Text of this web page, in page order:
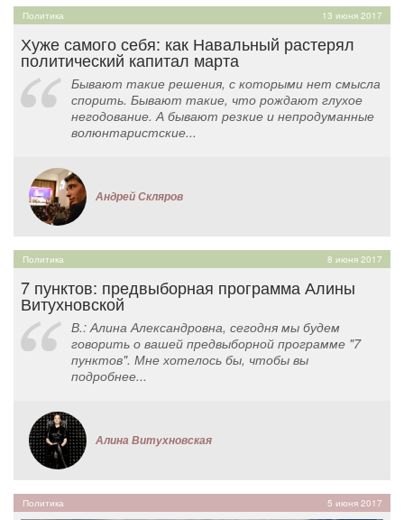
Политика 13 июня 2017
Хуже самого себя: как Навальный растерял
политический капитал марта
Бывают такие решения, с которыми нет смысла
спорить. Бывают такие, что рождают глухое
негодование. А бывают резкие и непродуманные
волюнтаристские...
Андрей Скляров
Политика 8 июня 2017
7 пунктов: предвыборная программа Алины
Витухновской
В.: Алина Александровна, сегодня мы будем
говорить о вашей предвыборной программе "7
пунктов". Мне хотелось бы, чтобы вы
подробнее...
Алина Витухновская
Политика 5 июня 2017